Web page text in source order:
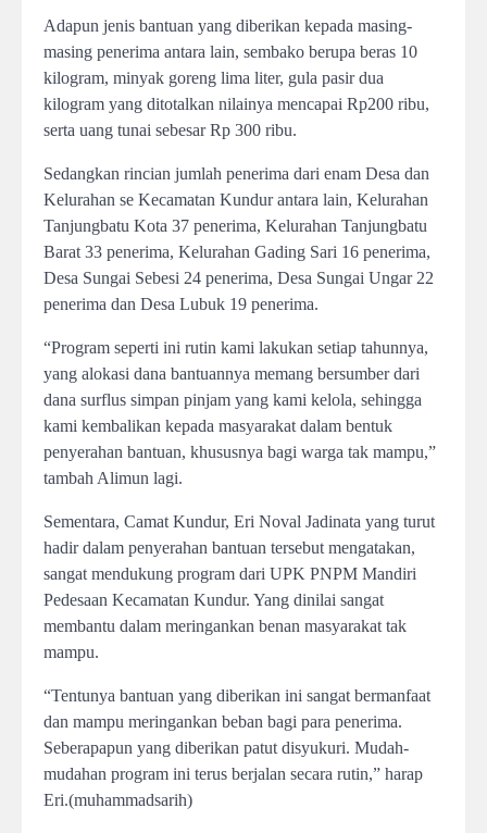
Adapun jenis bantuan yang diberikan kepada masing-
masing penerima antara lain, sembako berupa beras 10
kilogram, minyak goreng lima liter, gula pasir dua
kilogram yang ditotalkan nilainya mencapai Rp200 ribu,
serta uang tunai sebesar Rp 300 ribu.
Sedangkan rincian jumlah penerima dari enam Desa dan
Kelurahan se Kecamatan Kundur antara lain, Kelurahan
Tanjungbatu Kota 37 penerima, Kelurahan Tanjungbatu
Barat 33 penerima, Kelurahan Gading Sari 16 penerima,
Desa Sungai Sebesi 24 penerima, Desa Sungai Ungar 22
penerima dan Desa Lubuk 19 penerima.
“Program seperti ini rutin kami lakukan setiap tahunnya,
yang alokasi dana bantuannya memang bersumber dari
dana surflus simpan pinjam yang kami kelola, sehingga
kami kembalikan kepada masyarakat dalam bentuk
penyerahan bantuan, khususnya bagi warga tak mampu,”
tambah Alimun lagi.
Sementara, Camat Kundur, Eri Noval Jadinata yang turut
hadir dalam penyerahan bantuan tersebut mengatakan,
sangat mendukung program dari UPK PNPM Mandiri
Pedesaan Kecamatan Kundur. Yang dinilai sangat
membantu dalam meringankan benan masyarakat tak
mampu.
“Tentunya bantuan yang diberikan ini sangat bermanfaat
dan mampu meringankan beban bagi para penerima.
Seberapapun yang diberikan patut disyukuri. Mudah-
mudahan program ini terus berjalan secara rutin,” harap
Eri.(muhammadsarih)